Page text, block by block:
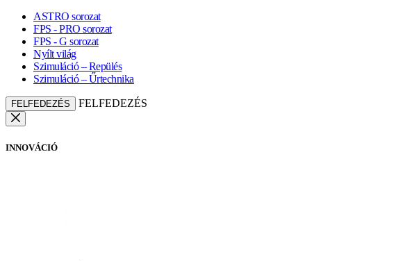
ASTRO sorozat
FPS - PRO sorozat
FPS - G sorozat
Nyílt világ
Szimuláció – Repülés
Szimuláció – Űrtechnika
FELFEDEZÉS FELFEDEZÉS
INNOVÁCIÓ